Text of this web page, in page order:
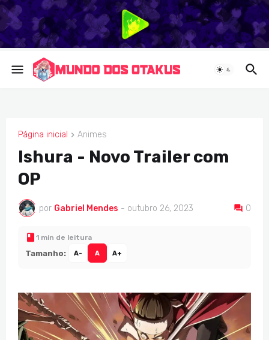
Página inicial Animes
ANIMES
Ishura - Novo Trailer com
OP
por Gabriel Mendes - outubro 26, 2023 0
1 min de leitura
Tamanho: A- A A+